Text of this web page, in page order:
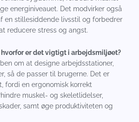
energiniveauet. Det modvirker også
en stillesiddende livsstil og forbedrer
reducere stress og angst.
hvorfor er det vigtigt i arbejdsmiljøet?
om at designe arbejdsstationer,
så de passer til brugerne. Det er
fordi en ergonomisk korrekt
muskel- og skeletlidelser,
samt øge produktiviteten og